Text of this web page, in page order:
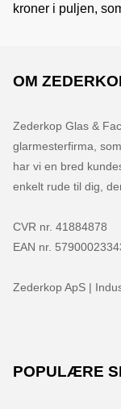
kroner i puljen,
OM
Zederkop Glas &
glarmesterfirma,
har vi en bred
enkelt rude til dig,
CVR nr. 41884878
EAN nr.
Zederkop ApS |
POPULÆRE